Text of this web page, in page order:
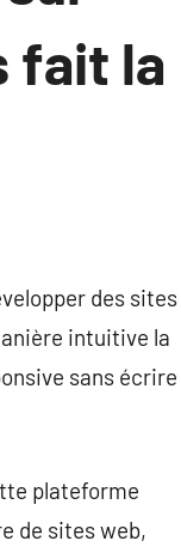
fait la
des sites
intuitive la
sans écrire
plateforme
de sites web,